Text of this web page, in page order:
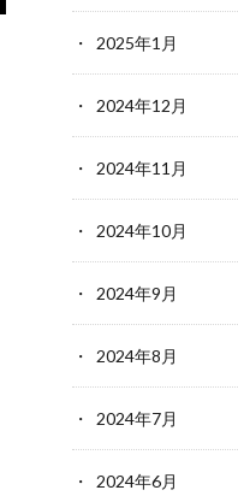
2025年1月
2024年12月
2024年11月
2024年10月
2024年9月
2024年8月
2024年7月
2024年6月